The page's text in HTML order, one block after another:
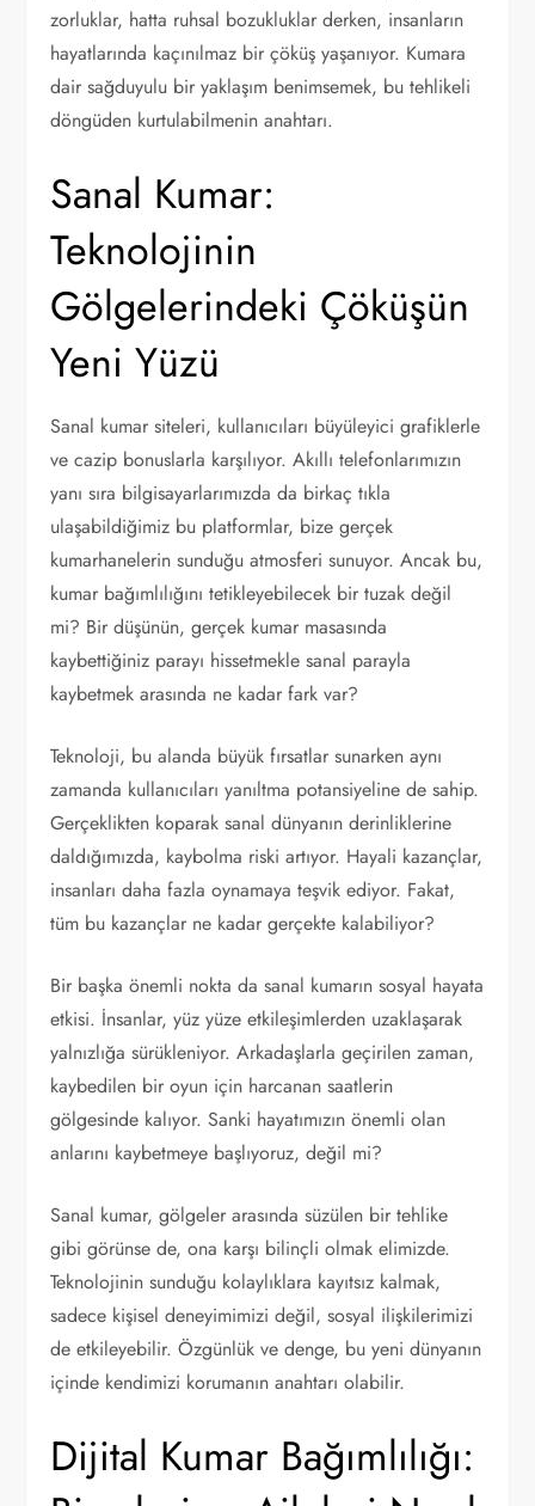
zorluklar, hatta ruhsal bozukluklar derken, insanların
hayatlarında kaçınılmaz bir çöküş yaşanıyor. Kumara
dair sağduyulu bir yaklaşım benimsemek, bu tehlikeli
döngüden kurtulabilmenin anahtarı.
Sanal Kumar:
Teknolojinin
Gölgelerindeki Çöküşün
Yeni Yüzü
Sanal kumar siteleri, kullanıcıları büyüleyici grafiklerle
ve cazip bonuslarla karşılıyor. Akıllı telefonlarımızın
yanı sıra bilgisayarlarımızda da birkaç tıkla
ulaşabildiğimiz bu platformlar, bize gerçek
kumarhanelerin sunduğu atmosferi sunuyor. Ancak bu,
kumar bağımlılığını tetikleyebilecek bir tuzak değil
mi? Bir düşünün, gerçek kumar masasında
kaybettiğiniz parayı hissetmekle sanal parayla
kaybetmek arasında ne kadar fark var?
Teknoloji, bu alanda büyük fırsatlar sunarken aynı
zamanda kullanıcıları yanıltma potansiyeline de sahip.
Gerçeklikten koparak sanal dünyanın derinliklerine
daldığımızda, kaybolma riski artıyor. Hayali kazançlar,
insanları daha fazla oynamaya teşvik ediyor. Fakat,
tüm bu kazançlar ne kadar gerçekte kalabiliyor?
Bir başka önemli nokta da sanal kumarın sosyal hayata
etkisi. İnsanlar, yüz yüze etkileşimlerden uzaklaşarak
yalnızlığa sürükleniyor. Arkadaşlarla geçirilen zaman,
kaybedilen bir oyun için harcanan saatlerin
gölgesinde kalıyor. Sanki hayatımızın önemli olan
anlarını kaybetmeye başlıyoruz, değil mi?
Sanal kumar, gölgeler arasında süzülen bir tehlike
gibi görünse de, ona karşı bilinçli olmak elimizde.
Teknolojinin sunduğu kolaylıklara kayıtsız kalmak,
sadece kişisel deneyimimizi değil, sosyal ilişkilerimizi
de etkileyebilir. Özgünlük ve denge, bu yeni dünyanın
içinde kendimizi korumanın anahtarı olabilir.
Dijital Kumar Bağımlılığı: